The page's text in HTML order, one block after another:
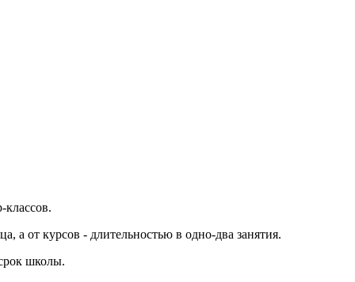
а от курсов - длительностью в одно-два занятия.
школы.